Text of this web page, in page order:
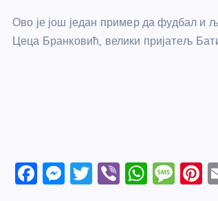
Ово је још један пример да фудбал и
Цеца Бранковић, велики пријатељ
F
M T
Vi W M